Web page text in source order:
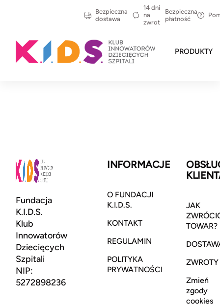
Bezpieczna
dostawa
14 dni
na
zwrot
Bezpieczna
płatność
PRODUKTY
Fundacja
K.I.D.S.
Klub
Innowatorów
Dziecięcych
Szpitali
NIP:
5272898236
INFORMACJE
O FUNDACJI
K.I.D.S.
KONTAKT
REGULAMIN
POLITYKA
PRYWATNOŚCI
JAK
TOWAR?
ZWROTY
Zmień
zgody
cookies